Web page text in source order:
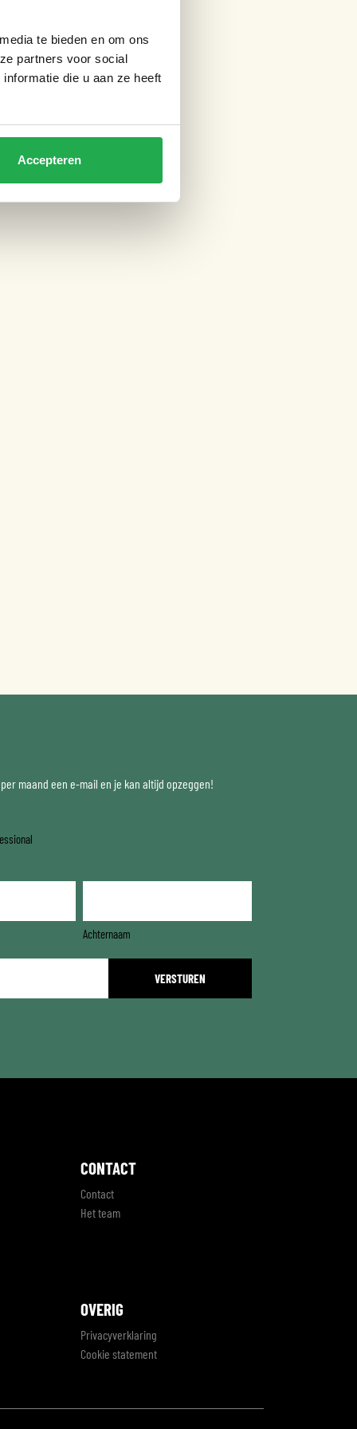
te bieden en om ons
partners voor social
die u aan ze heeft
Accepteren
maand een e-mail en je kan altijd opzeggen!
Achternaam
CONTACT
Contact
Het team
OVERIG
Privacyverklaring
Cookie statement